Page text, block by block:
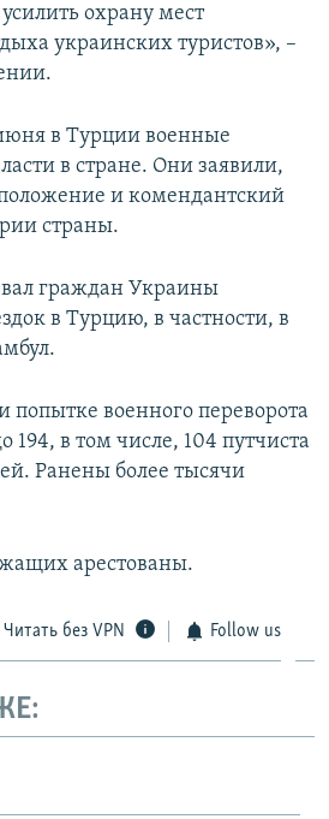
охрану мест
украинских туристов», –
в Турции военные
в стране. Они заявили,
и комендантский
страны.
граждан Украины
в Турцию, в частности, в
военного переворота
194, в том числе, 104 путчиста
Ранены более тысячи
арестованы.
Читать без VPN Follow us